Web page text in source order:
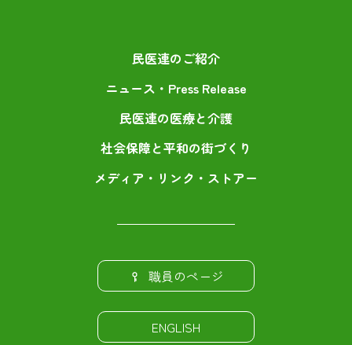
民医連のご紹介
ニュース・Press Release
民医連の医療と介護
社会保障と平和の街づくり
メディア・リンク・ストアー
職員のページ
ENGLISH